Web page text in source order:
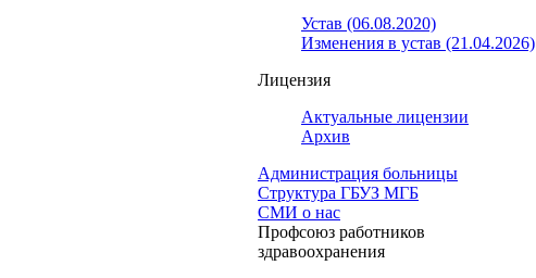
Устав (06.08.2020)
Изменения в устав (21.04.2026)
Лицензия
Актуальные лицензии
Архив
Администрация больницы
Структура ГБУЗ МГБ
СМИ о нас
Профсоюз работников
здравоохранения